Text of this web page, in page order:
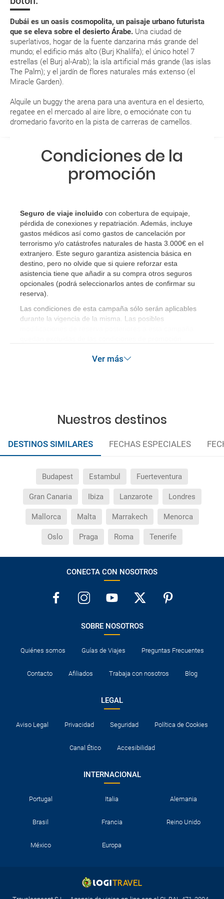
Dubái es un oasis cosmopolita, un paisaje urbano futurista
que se eleva sobre el desierto Árabe. Una ciudad de
superlativos, hogar de la fuente danzarina más grande del
mundo; el edificio más alto (Burj Khalilfa); el único hotel 7
estrellas (el Burj al-Arab); la isla artificial más grande (las islas
The Palm); y el jardín de flores naturales más extenso (el
Miracle Garden).
Alquile un buggy the arena para una aventura en el desierto,
regatee en el mercado al aire libre, o emociónate con tu
dromedario favorito en la pista de carreras de camellos.
suplemento extra en el mismo aeropuerto.
En caso de tener que enviarte la documentación de un paquete
vacacional (Caribe, circuitos, tours...) te enviaremos la documentación
de tu reserva alrededor de 10 días antes de salida, la cual deberás
imprimir y llevar contigo en el viaje.
Esta documentación te será requerida en el mostrador de la compañía
aérea a la hora de realizar el check-in el día de la salida.
MODIFICACIÓN ó CANCELACIÓN ¿Puedo anular o
modificar una reserva del viaje? ¿Qué gastos puede
generar una anulación o modificación del viaje?
¿Qué caducidad debe tener mi pasaporte para ir
¿Con cuánta antelación tengo que estar en el
RESERVAR ¿Cómo puedo reservar un viaje de
paquete vacacional en la página web?
Al realizar la reserva, uno de los servicios ha
quedado de pendiente de confirmación ¿Cómo
sabré si se confirma el viaje?
¿Cómo sé si hay plazas disponibles en el viaje que
quiero al hacer mi solicitud de reserva?
reservas de viajes?
¿Cuáles son los impuestos de entrada y salida del
país si viajo a América?
¿Qué hago si el traslado contratado del aeropuerto
¿Necesito visado para poder ir a ...?
¿Por qué me sale el precio de un niño igual que el
¿Cuántas veces debo imprimir el bono de los
Condiciones de la
promoción
Seguro de viaje incluido con cobertura de equipaje,
pérdida de conexiones y repatriación. Además, incluye
gastos médicos así como gastos de cancelación por
terrorismo y/o catástrofes naturales de hasta 3.000€ en el
extranjero. Este seguro garantiza asistencia básica en
destino, pero no olvide que si quiere reforzar esta
asistencia tiene que añadir a su compra otros seguros
opcionales (podrá seleccionarlos antes de confirmar su
reserva)
Las condiciones de esta campaña sólo serán aplicables
durante la vigencia de la misma. Las posibles
Ver más
Nuestros destinos
DESTINOS SIMILARES FECHAS ESPECIALES
Budapest Estambul Fuerteventura
Gran Canaria Ibiza Lanzarote Londres
Mallorca Malta Marrakech Menorca
Oslo Praga Roma Tenerife
CONECTA CON NOSOTROS
SOBRE NOSOTROS
Quiénes somos Guías de Viajes Preguntas Frecuentes
Contacto Afiliados Trabaja con nosotros Blog
LEGAL
Aviso Legal Privacidad Seguridad Política de Cookies
Canal Ético Accesibilidad
INTERNACIONAL
Portugal Italia Alemania
Brasil Francia Reino Unido
México Europa